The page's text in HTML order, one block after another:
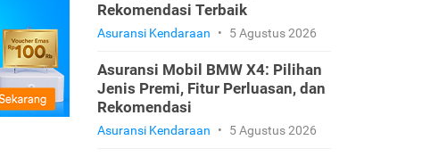
Rekomendasi Terbaik
Asuransi Kendaraan • 5 Agustus 2026
Asuransi Mobil BMW X4: Pilihan
Jenis Premi, Fitur Perluasan, dan
Rekomendasi
Asuransi Kendaraan • 5 Agustus 2026